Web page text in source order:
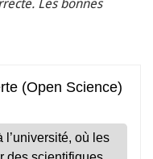
Les bonnes